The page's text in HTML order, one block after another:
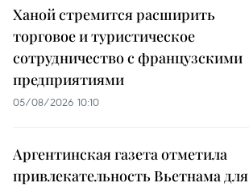
Ханой стремится расширить
торговое и туристическое
сотрудничество с французскими
предприятиями
05/08/2026 10:10
Аргентинская газета отметила
привлекательность Вьетнама для